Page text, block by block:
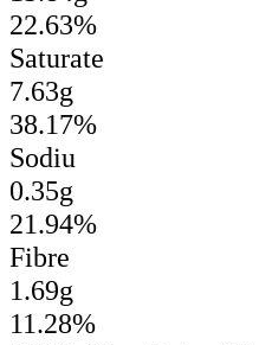
22.63%
Saturate
7.63g
38.17%
Sodiu
0.35g
21.94%
Fibre
1.69g
11.28%